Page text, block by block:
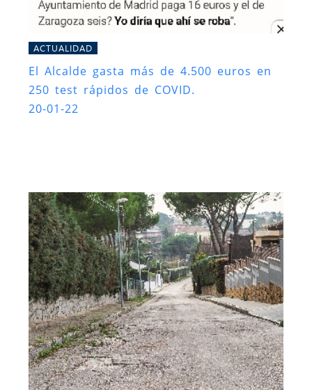
ACTUALIDAD
El Alcalde gasta más de 4.500 euros en
250 test rápidos de COVID.
20-01-22